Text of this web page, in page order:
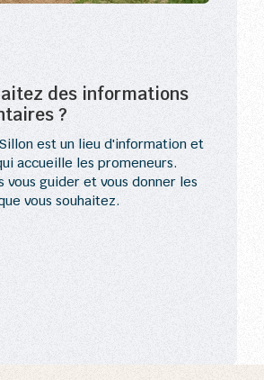
des informations
?
est un lieu d'information et
accueille les promeneurs.
vous guider et vous donner les
vous souhaitez.